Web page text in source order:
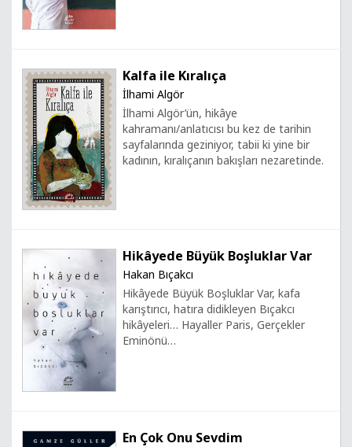
Kalfa ile Kıralıça
İlhami Algör
İlhami Algör’ün, hikâye
kahramanı/anlatıcısı bu kez de tarihin
sayfalarında geziniyor, tabii ki yine bir
kadının, kıralıçanın bakışları nezaretinde.
Hikâyede Büyük Boşluklar Var
Hakan Bıçakcı
Hikâyede Büyük Boşluklar Var, kafa
karıştırıcı, hatıra didikleyen Bıçakcı
hikâyeleri… Hayaller Paris, Gerçekler
Eminönü…
En Çok Onu Sevdim